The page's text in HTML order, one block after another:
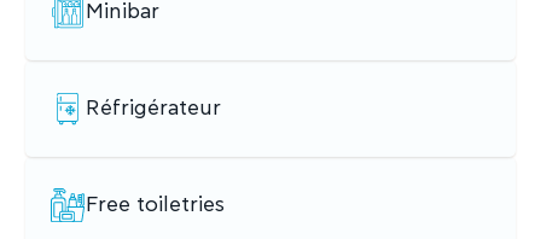
Minibar
Réfrigérateur
Free toiletries